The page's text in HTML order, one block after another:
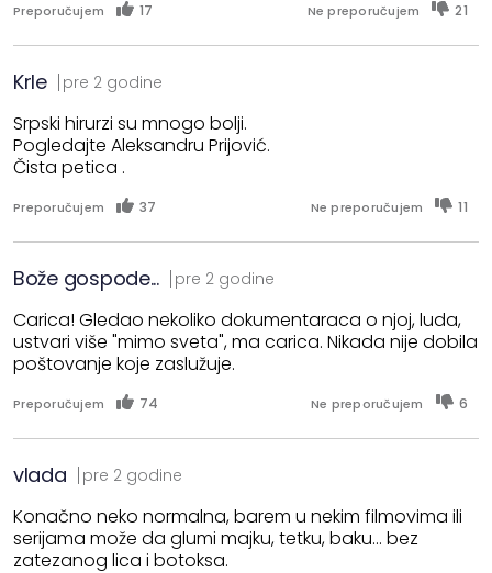
Preporučujem 17 Ne preporučujem 21
Krle pre 2 godine
Srpski hirurzi su mnogo bolji.
Pogledajte Aleksandru Prijović.
Čista petica .
Preporučujem 37 Ne preporučujem 11
Bože gospode... pre 2 godine
Carica! Gledao nekoliko dokumentaraca o njoj, luda,
ustvari više "mimo sveta", ma carica. Nikada nije dobila
poštovanje koje zaslužuje.
Preporučujem 74 Ne preporučujem 6
vlada pre 2 godine
Konačno neko normalna, barem u nekim filmovima ili
serijama može da glumi majku, tetku, baku… bez
zatezanog lica i botoksa.